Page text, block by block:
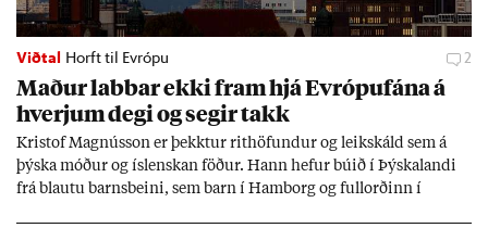
Viðtal Horft til Evrópu 2
Mað­ur labb­ar ekki fram hjá Evr­ópuf­ána á
hverj­um degi og seg­ir takk
Kri­stof Magnús­son er þekkt­ur rit­höf­und­ur og leik­skáld sem á
þýska móð­ur og ís­lensk­an föð­ur. Hann hef­ur bú­ið í Þýskalandi
frá blautu barns­beini, sem barn í Ham­borg og full­orð­inn í